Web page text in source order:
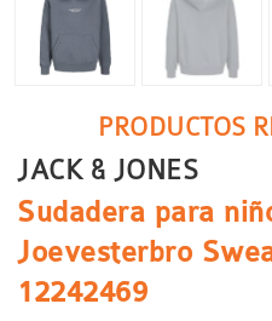
PRODUCTOS
JACK & JONES
Sudadera para
Joevesterbro
12242469